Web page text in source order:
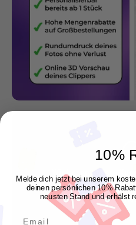
Wir lassen unsere
"Genau so wie ich es
10%
Melde dich jetzt bei unserem
deinen persönlichen 10%
neusten Stand und erhälst